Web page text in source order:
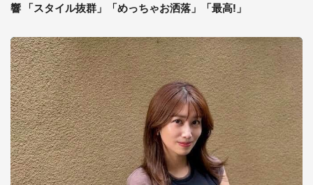
響 「スタイル抜群」「めっちゃお洒落」「最高!」